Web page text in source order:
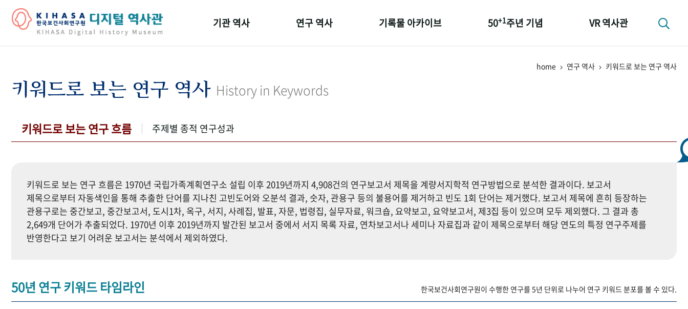
기관 역사
연구원 사람들
연구 역사
키워드로 보는 연구 역사
기록물 아카이브 50+1주년 기념 VR 역사관
home 연구 역사 키워드로 보는 연구 역사
키워드로 보는 연구 역사 History in Keywords
키워드로 보는 연구 흐름 주제별 종적 연구성과
키워드로 보는 연구 흐름은 1970년 국립가족계획연구소 설립 이후 2019년까지 4,908건의 연구보고서 제목을 계량서지학적 연구방법으로 분석한 결과이다. 보고서
제목으로부터 자동색인을 통해 추출한 단어를 지나친 고빈도어와 오분석 결과, 숫자, 관용구 등의 불용어를 제거하고 빈도 1회 단어는 제거했다. 보고서 제목에 흔히 등장하는
관용구로는 중간보고, 중간보고서, 도시1차, 옥구, 서지, 사례집, 발표, 자문, 법령집, 실무자료, 워크숍, 요약보고, 요약보고서, 제3집 등이 있으며 모두 제외했다. 그 결과 총
2,649개 단어가 추출되었다. 1970년 이후 2019년까지 발간된 보고서 중에서 서지 목록 자료, 연차보고서나 세미나 자료집과 같이 제목으로부터 해당 연도의 특정 연구주제를
반영한다고 보기 어려운 보고서는 분석에서 제외하였다.
50년 연구 키워드 타임라인 한국보건사회연구원이 수행한 연구를 5년 단위로 나누어 연구 키워드 분포를 볼 수 있다.